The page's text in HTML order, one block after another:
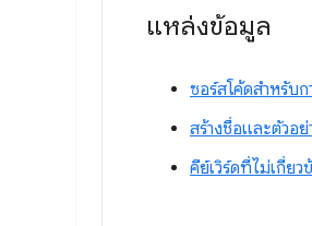
แหล่งข้อมูล
ซอร์สโค้ดสำหรับก
สร้างชื่อและตัวอ
คีย์เวิร์ดที่ไม่เกี่ยว